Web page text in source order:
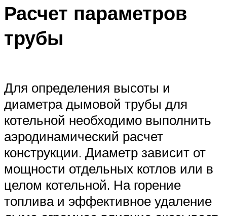
Расчет параметров
трубы
Для определения высоты и
диаметра дымовой трубы для
котельной необходимо выполнить
аэродинамический расчет
конструкции. Диаметр зависит от
мощности отдельных котлов или в
целом котельной. На горение
топлива и эффективное удаление